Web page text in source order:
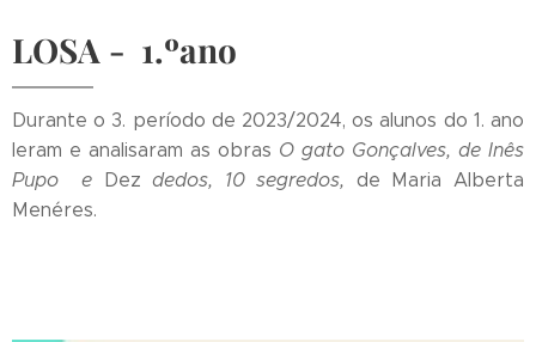
LOSA - 1.ºano
Durante o 3. período de 2023/2024, os alunos do 1. ano
leram e analisaram as obras O gato Gonçalves, de Inês
Pupo
e Dez dedos, 10 segredos, de Maria Alberta
Menéres.